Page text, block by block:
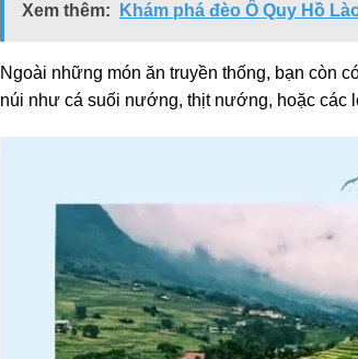
Xem thêm: Khám phá đèo Ô Quy Hồ
Ngoài những món ăn truyền thống, bạn còn
núi như cá suối nướng, thịt nướng, hoặc các